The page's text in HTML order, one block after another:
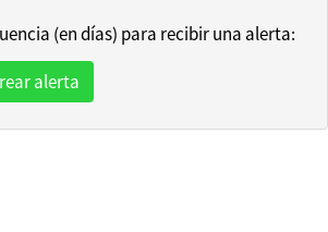
(en días) para recibir una alerta: